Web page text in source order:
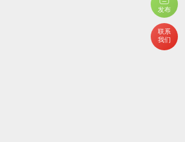
发布
联系
我们